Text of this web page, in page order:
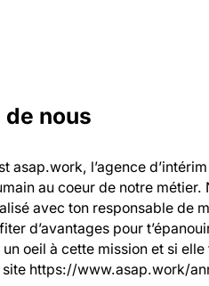
nous
asap.work, l’agence
au coeur de notre
avec ton responsable de
d’avantages pour
oeil à cette mission et si
https://www.asap.work/